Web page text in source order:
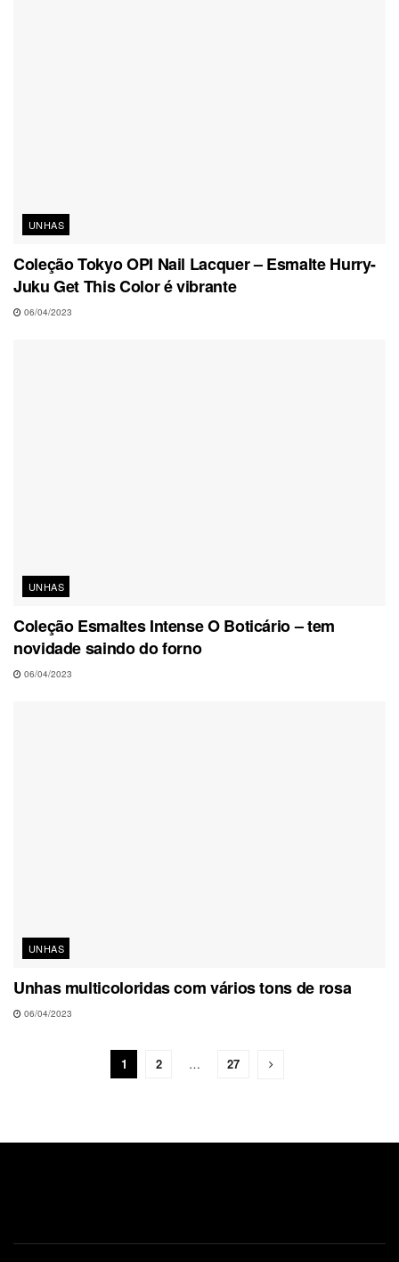
UNHAS
Coleção Tokyo OPI Nail Lacquer – Esmalte Hurry-
Juku Get This Color é vibrante
06/04/2023
UNHAS
Coleção Esmaltes Intense O Boticário – tem
novidade saindo do forno
06/04/2023
UNHAS
Unhas multicoloridas com vários tons de rosa
06/04/2023
1 2 … 27